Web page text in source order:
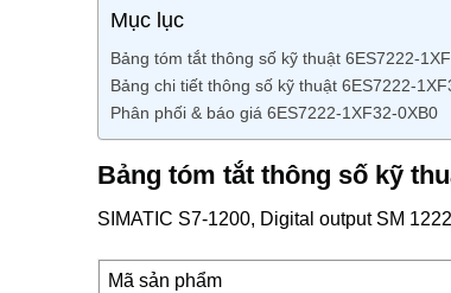
Mục lục
Bảng tóm tắt thông số kỹ thuật 6ES7222-
Bảng chi tiết thông số kỹ thuật 6ES7222-
Phân phối & báo giá 6ES7222-1XF32-0XB0
Bảng tóm tắt thông số kỹ
SIMATIC S7-1200, Digital output SM
Mã sản phẩm